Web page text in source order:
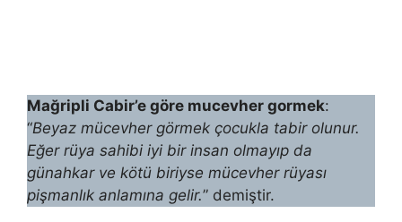
Mağripli Cabir’e göre mucevher gormek:
“Beyaz mücevher görmek çocukla tabir olunur.
Eğer rüya sahibi iyi bir insan olmayıp da
günahkar ve kötü biriyse mü­cevher rüyası
pişmanlık anlamına gelir.” de­miştir.